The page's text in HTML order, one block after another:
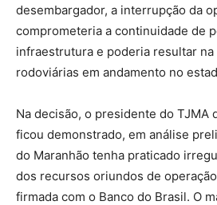
desembargador, a interrupção da
comprometeria a continuidade de
infraestrutura e poderia resultar na
rodoviárias em andamento no
Na decisão, o presidente do TJMA
ficou demonstrado, em análise
do Maranhão tenha praticado
dos recursos oriundos de
firmada com o Banco do Brasil. O